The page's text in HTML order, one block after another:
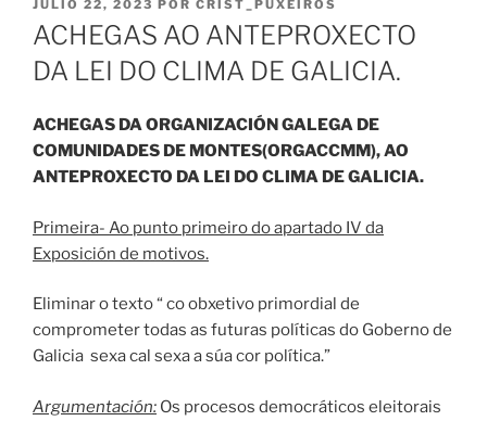
PUBLICADO
EL
JULIO 22, 2023 POR CRIST_PUXEIROS
ACHEGAS AO ANTEPROXECTO
DA LEI DO CLIMA DE GALICIA.
ACHEGAS DA ORGANIZACIÓN GALEGA DE
COMUNIDADES DE MONTES(ORGACCMM), AO
ANTEPROXECTO DA LEI DO CLIMA DE GALICIA.
Primeira- Ao punto primeiro do apartado IV da
Exposición de motivos.
Eliminar o texto “ co obxetivo primordial de
comprometer todas as futuras políticas do Goberno de
Galicia sexa cal sexa a súa cor política.”
Argumentación: Os procesos democráticos eleitorais